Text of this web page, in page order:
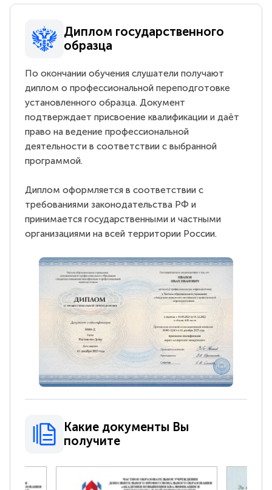
Диплом государственного
образца
По окончании обучения слушатели получают
диплом о профессиональной переподготовке
установленного образца. Документ
подтверждает присвоение квалификации и даёт
право на ведение профессиональной
деятельности в соответствии с выбранной
программой.
Диплом оформляется в соответствии с
требованиями законодательства РФ и
принимается государственными и частными
организациями на всей территории России.
Какие документы Вы
получите